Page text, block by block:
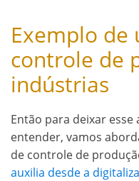
Exemplo de
controle de
indústrias
Então para deixar
entender, vamos
de controle de
auxilia desde a